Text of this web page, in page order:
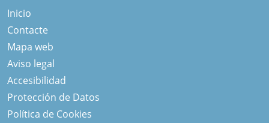
Inicio
Contacte
Mapa web
Aviso legal
Accesibilidad
Protección de Datos
Política de Cookies